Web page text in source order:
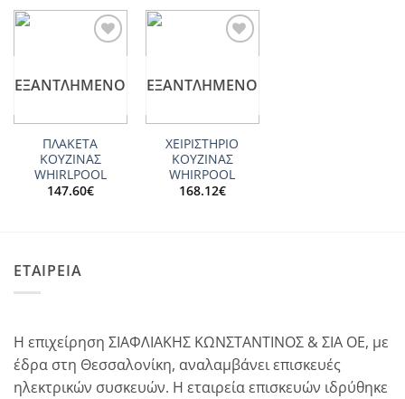
ΕΞΑΝΤΛΗΜΈΝΟ
ΠΛΑΚΕΤΑ
ΚΟΥΖΙΝΑΣ
WHIRLPOOL
147.60€
ΕΞΑΝΤΛΗΜΈΝΟ
ΧΕΙΡΙΣΤΗΡΙΟ
ΚΟΥΖΙΝΑΣ
WHIRPOOL
168.12€
ΕΤΑΙΡΕΙΑ
Η επιχείρηση ΣΙΑΦΛΙΑΚΗΣ ΚΩΝΣΤΑΝΤΙΝΟΣ & ΣΙΑ ΟΕ, με
έδρα στη Θεσσαλονίκη, αναλαμβάνει επισκευές
ηλεκτρικών συσκευών. Η εταιρεία επισκευών ιδρύθηκε